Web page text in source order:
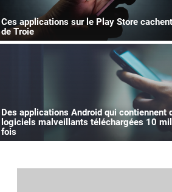
Ces applications sur le Play Store
de Troie
Des applications Android qui contiennent
logiciels malveillants téléchargées 10
fois